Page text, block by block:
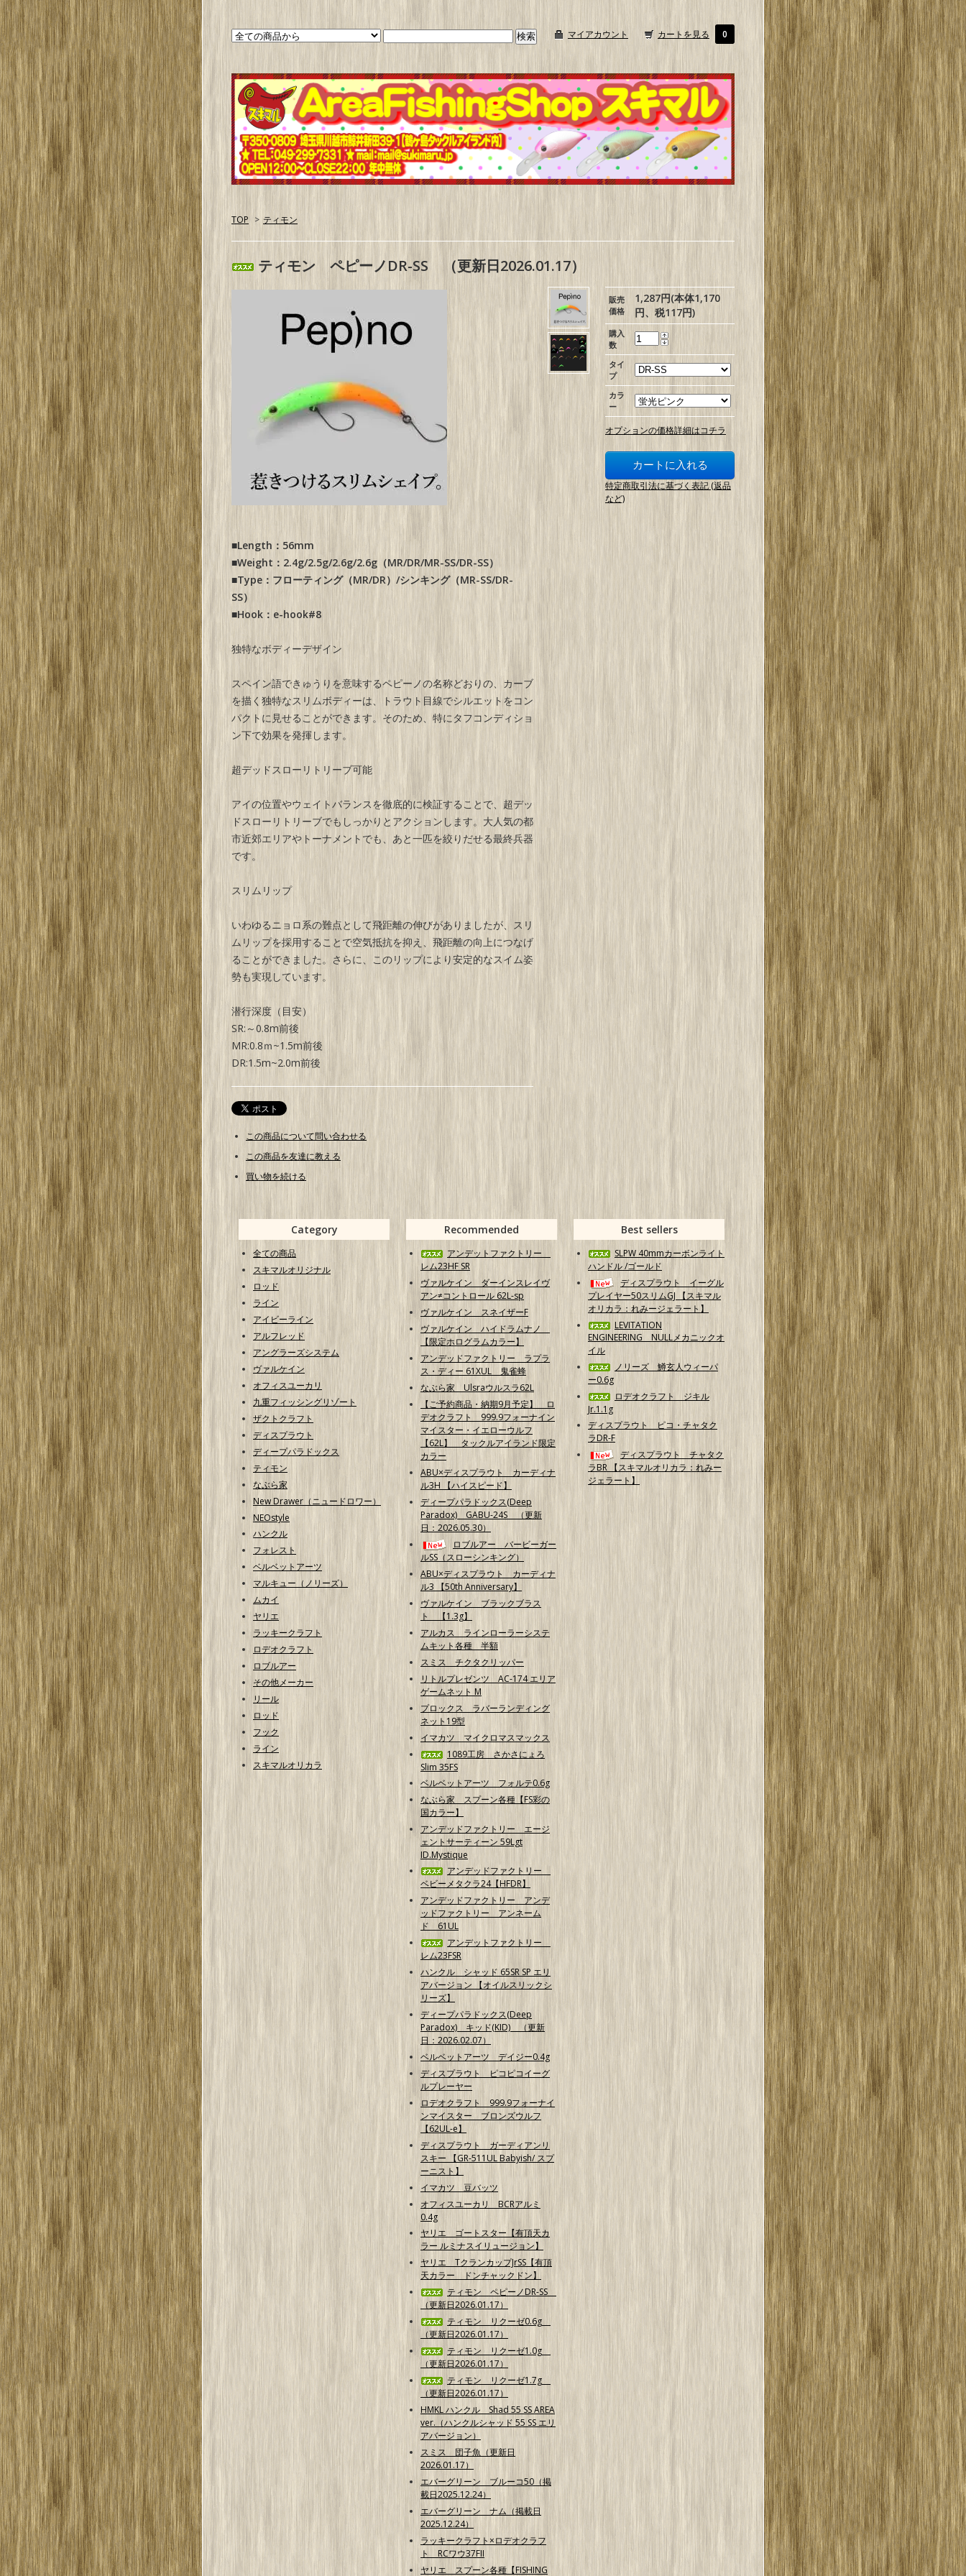
マイアカウント カートを見る 0
TOP > ティモン
ティモン ペピーノDR-SS （更新日2026.01.17）
販売
価格
1,287円(本体1,170
円、税117円)
購入
数
タイ
プ
カラ
ー
オプションの価格詳細はコチラ
特定商取引法に基づく表記 (返品
など)
■Length：56mm
■Weight：2.4g/2.5g/2.6g/2.6g（MR/DR/MR-SS/DR-SS）
■Type：フローティング（MR/DR）/シンキング（MR-SS/DR-
SS）
■Hook：e-hook#8
独特なボディーデザイン
スペイン語できゅうりを意味するペピーノの名称どおりの、カーブ
を描く独特なスリムボディーは、トラウト目線でシルエットをコン
パクトに見せることができます。そのため、特にタフコンディショ
ン下で効果を発揮します。
超デッドスローリトリーブ可能
アイの位置やウェイトバランスを徹底的に検証することで、超デッ
ドスローリトリーブでもしっかりとアクションします。大人気の都
市近郊エリアやトーナメントでも、あと一匹を絞りだせる最終兵器
です。
スリムリップ
いわゆるニョロ系の難点として飛距離の伸びがありましたが、スリ
ムリップを採用することで空気抵抗を抑え、飛距離の向上につなげ
ることができました。さらに、このリップにより安定的なスイム姿
勢も実現しています。
潜行深度（目安）
SR:～0.8m前後
MR:0.8ｍ~1.5m前後
DR:1.5m~2.0m前後
この商品について問い合わせる
この商品を友達に教える
買い物を続ける
Category
全ての商品
スキマルオリジナル
ロッド
ライン
アイビーライン
アルフレッド
アングラーズシステム
ヴァルケイン
オフィスユーカリ
九重フィッシングリゾート
ザクトクラフト
ディスプラウト
ディープパラドックス
ティモン
なぶら家
New Drawer（ニュードロワー）
NEOstyle
ハンクル
フォレスト
ベルベットアーツ
マルキュー（ノリーズ）
ムカイ
ヤリエ
ラッキークラフト
ロデオクラフト
ロブルアー
その他メーカー
リール
ロッド
フック
ライン
スキマルオリカラ
Recommended
アンデットファクトリー
レム23HF SR
ヴァルケイン ダーインスレイヴ
アン≠コントロール 62L-sp
ヴァルケイン スネイザーF
ヴァルケイン ハイドラムナノ
【限定ホログラムカラー】
アンデッドファクトリー ラプラ
ス・ディー 61XUL 鬼雀蜂
なぶら家 Ulsraウルスラ62L
【ご予約商品・納期9月予定】 ロ
デオクラフト 999.9フォーナイン
マイスター・イエローウルフ
【62L】 タックルアイランド限定
カラー
ABU×ディスプラウト カーディナ
ル3H 【ハイスピード】
ディープパラドックス(Deep
Paradox) GABU-24S （更新
日：2026.05.30）
ロブルアー バービーガー
ルSS（スローシンキング）
ABU×ディスプラウト カーディナ
ル3 【50th Anniversary】
ヴァルケイン ブラックブラス
ト 【1.3g】
アルカス ラインローラーシステ
ムキット各種 半額
スミス チクタクリッパー
リトルプレゼンツ AC-174 エリア
ゲームネット M
プロックス ラバーランディング
ネット19型
イマカツ マイクロマスマックス
1089工房 さかさにょろ
Slim 35FS
ベルベットアーツ フォルテ0.6g
なぶら家 スプーン各種【FS彩の
国カラー】
アンデッドファクトリー エージ
ェントサーティーン 59Lgt
ID.Mystique
アンデッドファクトリー
ベビーメタクラ24【HFDR】
アンデッドファクトリー アンデ
ッドファクトリー アンネーム
ド 61UL
アンデットファクトリー
レム23FSR
ハンクル シャッド 65SR SP エリ
アバージョン 【オイルスリックシ
リーズ】
ディープパラドックス(Deep
Paradox) キッド(KID) （更新
日：2026.02.07）
ベルベットアーツ デイジー0.4g
ディスプラウト ピコピコイーグ
ルプレーヤー
ロデオクラフト 999.9フォーナイ
ンマイスター ブロンズウルフ
【62UL-e】
ディスプラウト ガーディアンリ
スキー 【GR-511UL Babyish/ スプ
ーニスト】
イマカツ 豆バッツ
オフィスユーカリ BCRアルミ
0.4g
ヤリエ ゴートスター【有頂天カ
ラー ルミナスイリュージョン】
ヤリエ TクランカップJrSS【有頂
天カラー ドンチャックドン】
ティモン ペピーノDR-SS
（更新日2026.01.17）
ティモン リクーゼ0.6g
（更新日2026.01.17）
ティモン リクーゼ1.0g
（更新日2026.01.17）
ティモン リクーゼ1.7g
（更新日2026.01.17）
HMKL ハンクル Shad 55 SS AREA
ver.（ハンクルシャッド 55 SS エリ
アバージョン）
スミス 団子魚（更新日
2026.01.17）
エバーグリーン ブルーコ50（掲
載日2025.12.24）
エバーグリーン ナム（掲載日
2025.12.24）
ラッキークラフト×ロデオクラフ
ト RCワウ37FII
ヤリエ スプーン各種【FISHING
Best sellers
SLPW 40mmカーボンライト
ハンドル /ゴールド
ディスプラウト イーグル
プレイヤー50スリムGJ 【スキマル
オリカラ：れみージェラート】
LEVITATION
ENGINEERING NULLメカニックオ
イル
ノリーズ 鱒玄人ウィーパ
ー0.6g
ロデオクラフト ジキル
Jr.1.1g
ディスプラウト ピコ・チャタク
ラDR-F
ディスプラウト チャタク
ラBR 【スキマルオリカラ：れみー
ジェラート】